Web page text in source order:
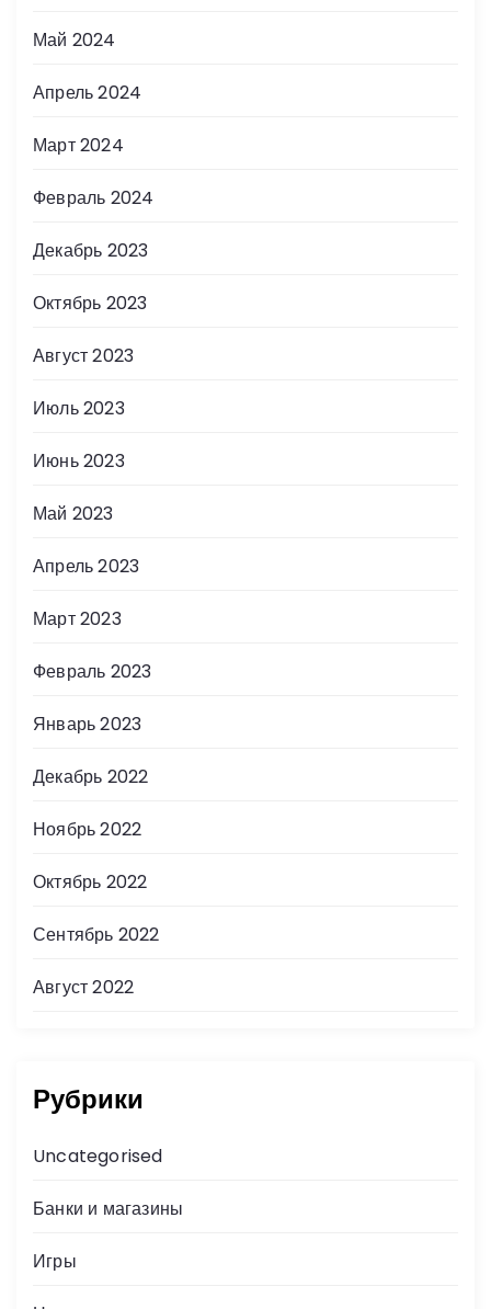
Май 2024
Апрель 2024
Март 2024
Февраль 2024
Декабрь 2023
Октябрь 2023
Август 2023
Июль 2023
Июнь 2023
Май 2023
Апрель 2023
Март 2023
Февраль 2023
Январь 2023
Декабрь 2022
Ноябрь 2022
Октябрь 2022
Сентябрь 2022
Август 2022
Рубрики
Uncategorised
Банки и магазины
Игры